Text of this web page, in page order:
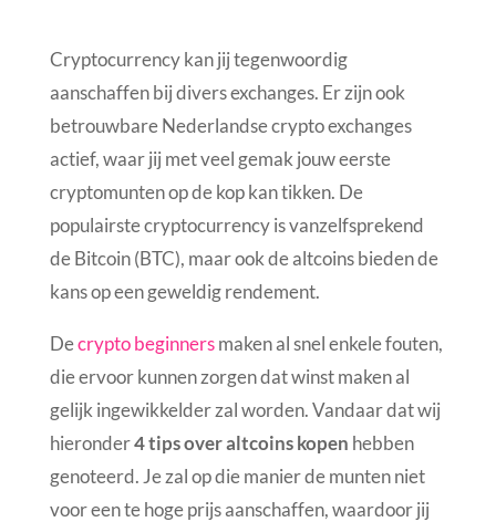
Cryptocurrency kan jij tegenwoordig
aanschaffen bij divers exchanges. Er zijn ook
betrouwbare Nederlandse crypto exchanges
actief, waar jij met veel gemak jouw eerste
cryptomunten op de kop kan tikken. De
populairste cryptocurrency is vanzelfsprekend
de Bitcoin (BTC), maar ook de altcoins bieden de
kans op een geweldig rendement.
Decrypto beginnersmaken al snel enkele fouten,
die ervoor kunnen zorgen dat winst maken al
gelijk ingewikkelder zal worden. Vandaar dat wij
hieronder4 tips over altcoins kopen hebben
genoteerd. Je zal op die manier de munten niet
voor een te hoge prijs aanschaffen, waardoor jij